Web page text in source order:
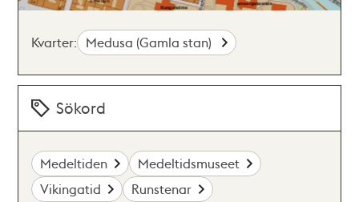
Kvarter: Medusa (Gamla stan)
Sökord
Medeltiden
Medeltidsmuseet
Vikingatid
Runstenar